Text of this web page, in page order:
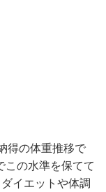
得の体重推移で
この水準を保てて
イエットや体調